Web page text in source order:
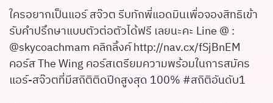
ใครอยากเป็นแอร์ สจ๊วต รีบทักพี่แอดมินเพื่อจองสิทธิเข้า
รับคำปรึกษาแบบตัวต่อตัวได้ฟรี เลยนะคะ Line @ :
@skycoachmam คลิกลิ้งค์http://nav.cx/fSjBnEM
คอร์ส The Wing คอร์สเตรียมความพร้อมในการสมัคร
แอร์-สจ๊วตที่มีสถิติติดปีกสูงสุด 100% #สถิติอันดับ1